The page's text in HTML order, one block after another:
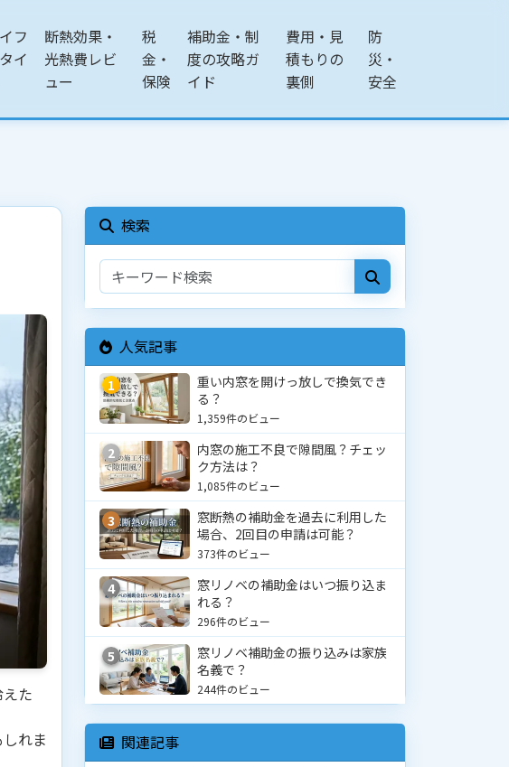
フ
イ
断熱効果・
光熱費レビ
ュー
税
金・
保険
補助金・制
度の攻略ガ
イド
費用・見
積もりの
裏側
防
災・
安全
た
れま
検索
人気記事
1
重い内窓を開けっ放しで換気でき
る？
1,359件のビュー
2
内窓の施工不良で隙間風？チェッ
ク方法は？
1,085件のビュー
3
窓断熱の補助金を過去に利用した
場合、2回目の申請は可能？
373件のビュー
4
窓リノベの補助金はいつ振り込ま
れる？
296件のビュー
5
窓リノベ補助金の振り込みは家族
名義で？
244件のビュー
関連記事